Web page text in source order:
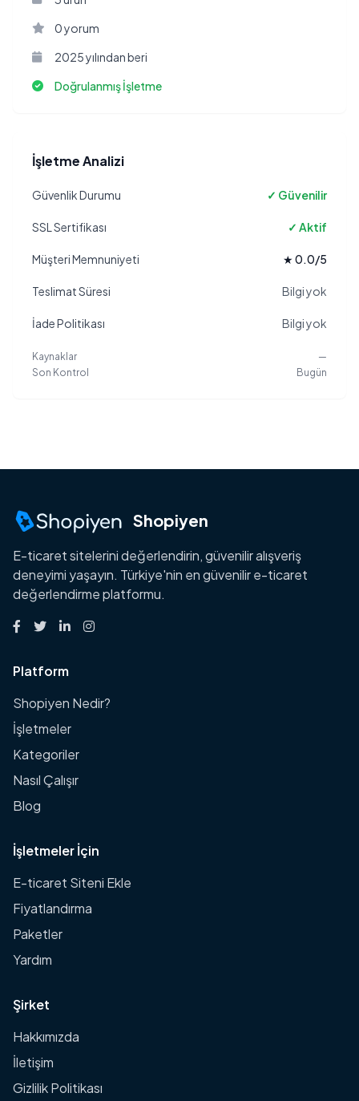
0 yorum
2025 yılından beri
Doğrulanmış İşletme
İşletme Analizi
Güvenlik Durumu ✓ Güvenilir
SSL Sertifikası ✓ Aktif
Müşteri Memnuniyeti ★ 0.0/5
Teslimat Süresi Bilgi yok
İade Politikası Bilgi yok
Kaynaklar
—
Son Kontrol
Bugün
Shopiyen
E-ticaret sitelerini değerlendirin, güvenilir alışveriş
deneyimi yaşayın. Türkiye'nin en güvenilir e-ticaret
değerlendirme platformu.
Platform
Shopiyen Nedir?
İşletmeler
Kategoriler
Nasıl Çalışır
Blog
İşletmeler İçin
E-ticaret Siteni Ekle
Fiyatlandırma
Paketler
Yardım
Şirket
Hakkımızda
İletişim
Gizlilik Politikası